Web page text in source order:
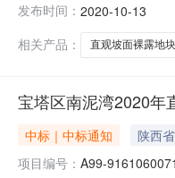
招标代理机构名
发布时间： 2020-10-13
相关产品：
直观坡面裸露地
宝塔区南泥湾2020
中标｜中标通知
陕西
项目编号： A99-